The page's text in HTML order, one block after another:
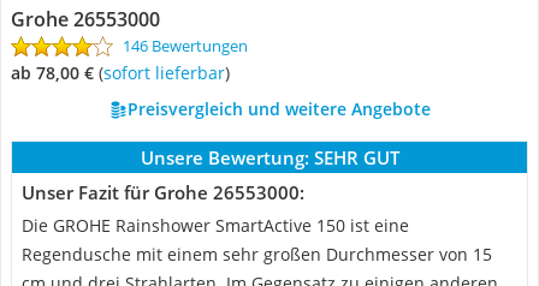
Grohe 26553000
146 Bewertungen
ab 78,00 € ( Sofort lieferbar)
Preisvergleich und weitere Angebote
Unsere Bewertung: SEHR GUT
Unser Fazit für Grohe 26553000:
Die GROHE Rainshower SmartActive 150 ist eine
Regendusche mit einem sehr großen Durchmesser von 15